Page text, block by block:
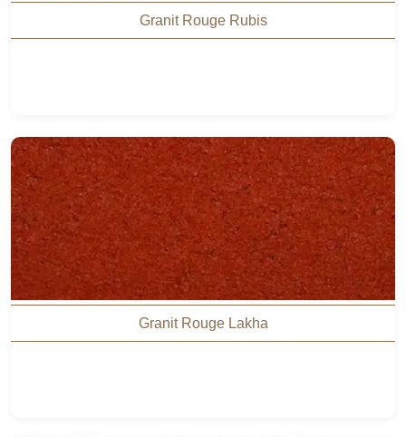
Granit Rouge Rubis
Granit Rouge Lakha